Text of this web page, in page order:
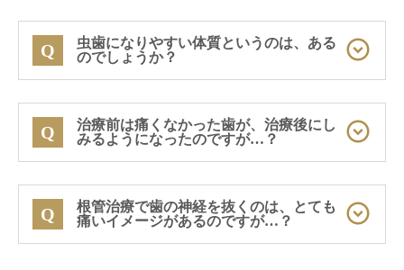
Q
虫歯になりやすい体質というのは、ある
のでしょうか？
A
虫歯のなりやすさ（リスク）には、いくつかの
例えば、糖分を多く含む飲食物の間食頻度が高
いといった「食生活」、唾液の分泌量が少なく
Q
治療前は痛くなかった歯が、治療後にし
みるようになったのですが…？
A
虫歯が比較的深かった場合、歯を削った刺激に
Q
根管治療で歯の神経を抜くのは、とても
痛いイメージがあるのですが…？